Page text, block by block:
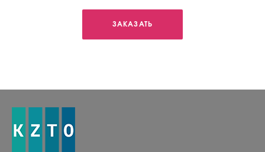
ЗАКАЗАТЬ